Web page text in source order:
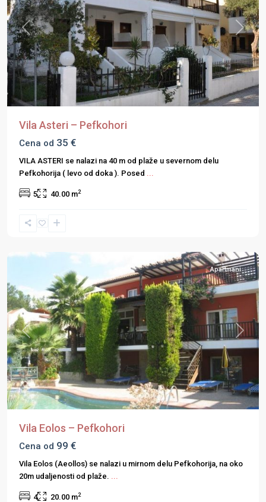
Previous Next
Vila Asteri – Pefkohori
Cena od 35 €
VILA ASTERI se nalazi na 40 m od plaže u severnom delu
Pefkohorija ( levo od doka ). Posed
5 40.00 m2
Kasandra
,
Previous Next
Apartmani
Vila Eolos – Pefkohori
Cena od 99 €
Vila Eolos (Aeollos) se nalazi u mirnom delu Pefkohorija, na oko
20m udaljenosti od plaže.
4 20.00 m2